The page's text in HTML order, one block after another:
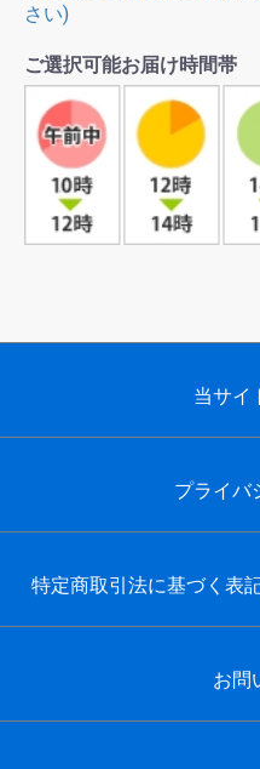
さい)
ご選択可能お届け時間帯
当サイ
プライバ
特定商取引法に基づく表
お問